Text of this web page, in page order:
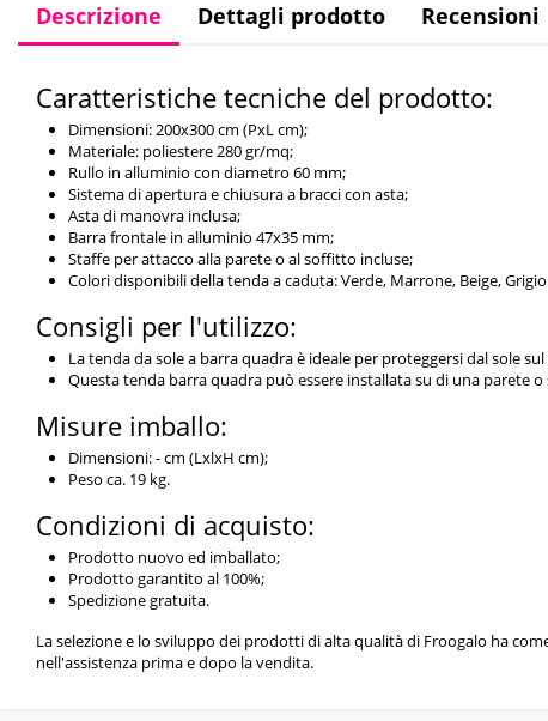
Descrizione Dettagli prodotto Recensioni
Caratteristiche tecniche del prodotto:
Dimensioni: 200x300 cm (PxL cm);
Materiale: poliestere 280 gr/mq;
Rullo in alluminio con diametro 60 mm;
Sistema di apertura e chiusura a bracci con asta;
Asta di manovra inclusa;
Barra frontale in alluminio 47x35 mm;
Staffe per attacco alla parete o al soffitto incluse;
Colori disponibili della tenda a caduta: Verde, Marrone, Beige,
Consigli per l'utilizzo:
La tenda da sole a barra quadra è ideale per proteggersi dal sole
Questa tenda barra quadra può essere installata su di una parete
Misure imballo:
Dimensioni: - cm (LxlxH cm);
Peso ca. 19 kg.
Condizioni di acquisto:
Prodotto nuovo ed imballato;
Prodotto garantito al 100%;
Spedizione gratuita.
La selezione e lo sviluppo dei prodotti di alta qualità di Froogalo ha
nell'assistenza prima e dopo la vendita.